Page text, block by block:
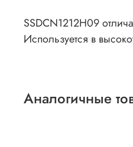
SSDCN1212H09
Используется в
Аналогичные